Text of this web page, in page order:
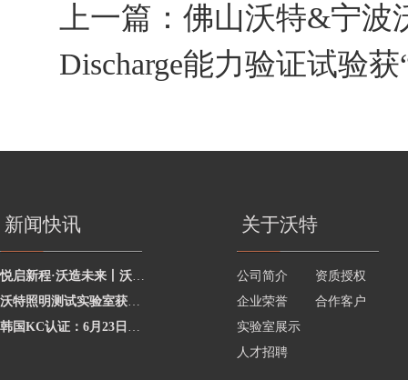
上一篇： 佛山沃特&宁波
Discharge能力验证试验
新闻快讯
悦启新程·沃造未来丨沃特学院2026年度讲师聘任暨2025年度优秀讲师颁奖活动圆
沃特照明测试实验室获澳洲灯具最新标准CNAS资质，助力企业合规出海澳洲市场
韩国KC认证：6月23日起将执行更严格的网络摄像头安全要求
关于沃特
公司简介
资质授权
企业荣誉
合作客户
实验室展示
人才招聘